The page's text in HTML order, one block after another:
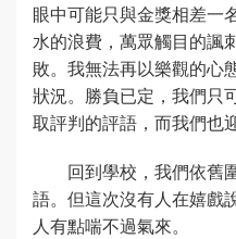
眼中可能只與金獎相差一
水的浪費，萬眾觸目的諷
敗。我無法再以樂觀的心
狀況。勝負已定，我們只
取評判的評語，而我們也
回到學校，我們依舊
語。但這次沒有人在嬉戲
人有點喘不過氣來。